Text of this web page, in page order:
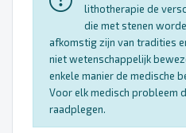
lithotherapie de
die met stenen
afkomstig zijn van tradities
niet wetenschappelijk
enkele manier de medische
Voor elk medisch probleem
raadplegen.